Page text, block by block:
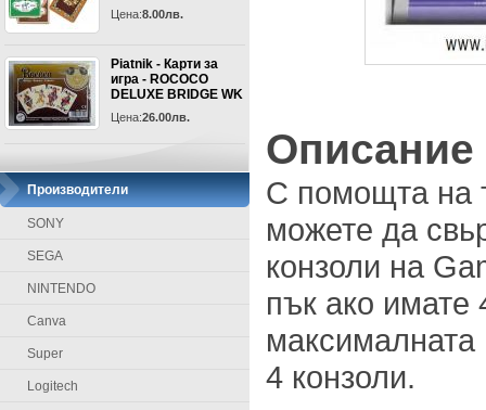
Цена:8.00лв.
Piatnik - Карти за
игра - ROCOCO
DELUXE BRIDGE WK
Цена:26.00лв.
Производители
SONY
SEGA
NINTENDO
Canva
Super
Logitech
Описание
С помощта на
можете да
конзоли на
пък ако имате
4 конзоли.